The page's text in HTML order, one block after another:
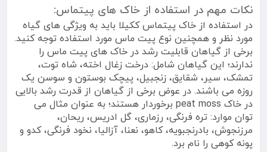
نکات مهم در استفاده از خاک های پیتماس:
در استفاده از خاک پیتماس ککیلا باید به ویژگی های گیاه
مورد نظر و همچنین نوع پیت ماس مورد استفاده توجه کنید.
برخی از گیاهان قابلیت رشد در خاک های پیت ماس را
ندارند؛ این گیاهان شامل: درخت زغال اخته، شاه توت،
تمشک، سیر، شقایق، زنجبیل، پیچک بوستون و سوسن یک
روزه می باشند. در عوض برخی از گیاهان از قدرت رشد بالایی
در خاک peat moss برخوردار هستند؛ به عنوان مثال می
توان موارد: تره فرنگی، رزماری، گل ادریس، ریحان،
مرزنجوش، بادرنجبویه، کاهو، نعنا، آزالیا، نخود فرنگی، کدو و
پونه کوهی را نام برد.